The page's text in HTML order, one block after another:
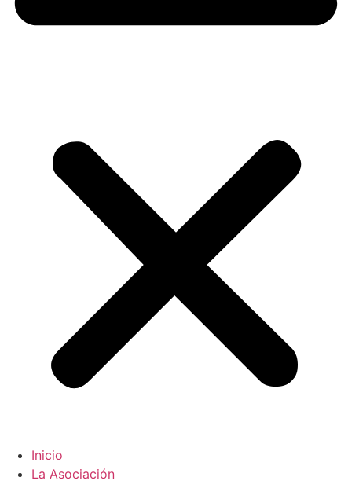
Inicio
La Asociación